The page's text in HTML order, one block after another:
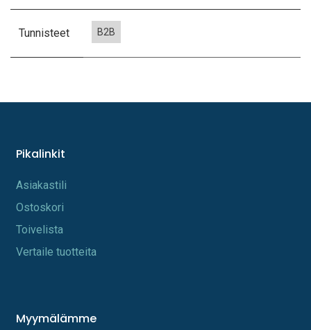
Tunnisteet B2B
Pikalinkit
A​s​iakastili
Os​toskori
Toi​velista
Vertaile tuotteita
Myymälämme